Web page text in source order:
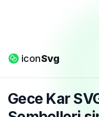
iconSvg
Gece Kar